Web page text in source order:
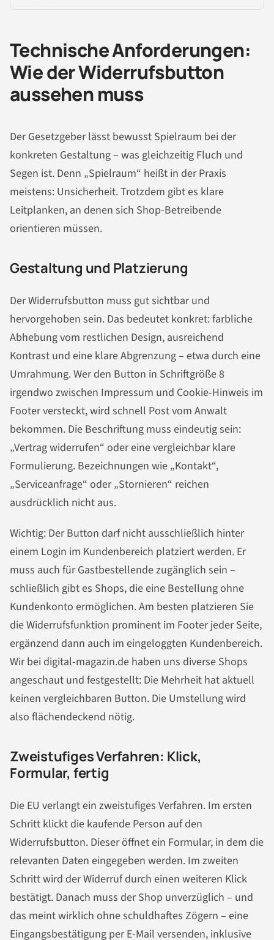
Technische Anforderungen:
Wie der Widerrufsbutton
aussehen muss
Der Gesetzgeber lässt bewusst Spielraum bei der
konkreten Gestaltung – was gleichzeitig Fluch und
Segen ist. Denn „Spielraum“ heißt in der Praxis
meistens: Unsicherheit. Trotzdem gibt es klare
Leitplanken, an denen sich Shop-Betreibende
orientieren müssen.
Gestaltung und Platzierung
Der Widerrufsbutton muss gut sichtbar und
hervorgehoben sein. Das bedeutet konkret: farbliche
Abhebung vom restlichen Design, ausreichend
Kontrast und eine klare Abgrenzung – etwa durch eine
Umrahmung. Wer den Button in Schriftgröße 8
irgendwo zwischen Impressum und Cookie-Hinweis im
Footer versteckt, wird schnell Post vom Anwalt
bekommen. Die Beschriftung muss eindeutig sein:
„Vertrag widerrufen“ oder eine vergleichbar klare
Formulierung. Bezeichnungen wie „Kontakt“,
„Serviceanfrage“ oder „Stornieren“ reichen
ausdrücklich nicht aus.
Wichtig: Der Button darf nicht ausschließlich hinter
einem Login im Kundenbereich platziert werden. Er
muss auch für Gastbestellende zugänglich sein –
schließlich gibt es Shops, die eine Bestellung ohne
Kundenkonto ermöglichen. Am besten platzieren Sie
die Widerrufsfunktion prominent im Footer jeder Seite,
ergänzend dann auch im eingeloggten Kundenbereich.
Wir bei digital-magazin.de haben uns diverse Shops
angeschaut und festgestellt: Die Mehrheit hat aktuell
keinen vergleichbaren Button. Die Umstellung wird
also flächendeckend nötig.
Zweistufiges Verfahren: Klick,
Formular, fertig
Die EU verlangt ein zweistufiges Verfahren. Im ersten
Schritt klickt die kaufende Person auf den
Widerrufsbutton. Dieser öffnet ein Formular, in dem die
relevanten Daten eingegeben werden. Im zweiten
Schritt wird der Widerruf durch einen weiteren Klick
bestätigt. Danach muss der Shop unverzüglich – und
das meint wirklich ohne schuldhaftes Zögern – eine
Eingangsbestätigung per E-Mail versenden, inklusive